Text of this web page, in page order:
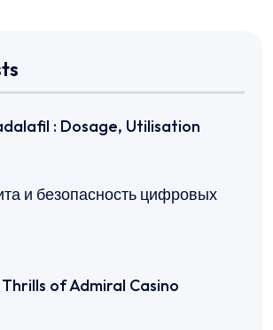
: Dosage, Utilisation
и безопасность цифровых
of Admiral Casino